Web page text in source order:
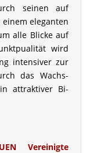
seinen auf
eleganten
alle Blicke auf
wird
intensiver zur
das Wachs-
attraktiver Bi-
Vereinigte